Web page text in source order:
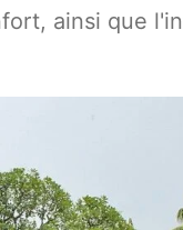
ainsi que